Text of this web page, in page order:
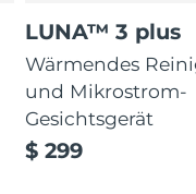
LUNA™ 3 plus
Wärmendes
und Mikrostrom-
Gesichtsgerät
$ 299